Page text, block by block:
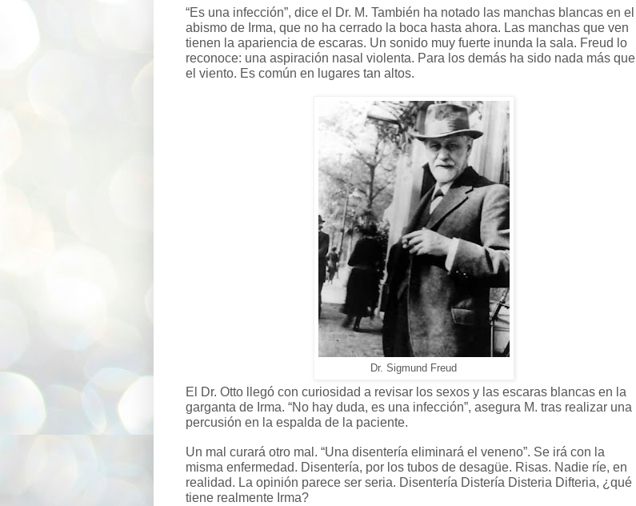
“Es una infección”, dice el Dr. M. También ha notado las manchas blancas en el
abismo de Irma, que no ha cerrado la boca hasta ahora. Las manchas que ven
tienen la apariencia de escaras. Un sonido muy fuerte inunda la sala. Freud lo
reconoce: una aspiración nasal violenta. Para los demás ha sido nada más que
el viento. Es común en lugares tan altos.
Dr. Sigmund Freud
El Dr. Otto llegó con curiosidad a revisar los sexos y las escaras blancas en la
garganta de Irma. “No hay duda, es una infección”, asegura M. tras realizar una
percusión en la espalda de la paciente.
Un mal curará otro mal. “Una disentería eliminará el veneno”. Se irá con la
misma enfermedad. Disentería, por los tubos de desagüe. Risas. Nadie ríe, en
realidad. La opinión parece ser seria. Disentería Distería Disteria Difteria, ¿qué
tiene realmente Irma?